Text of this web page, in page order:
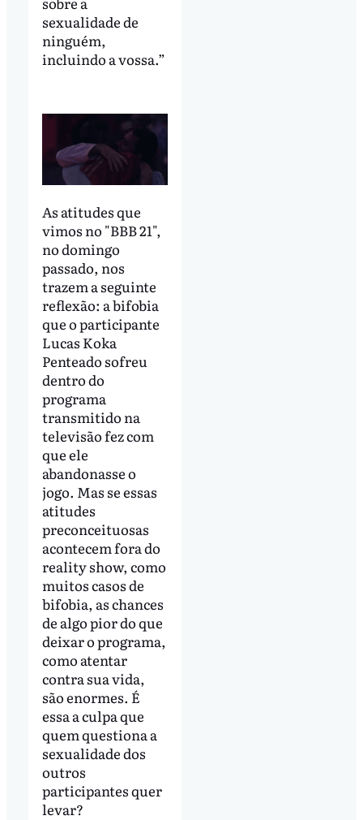
sexualidade de
ninguém,
incluindo a vossa.”
As atitudes que
vimos no "BBB 21",
no domingo
passado, nos
trazem a seguinte
reflexão: a bifobia
que o participante
Lucas Koka
Penteado sofreu
dentro do
programa
transmitido na
televisão fez com
que ele
abandonasse o
jogo. Mas se essas
atitudes
preconceituosas
acontecem fora do
reality show, como
muitos casos de
bifobia, as chances
de algo pior do que
deixar o programa,
como atentar
contra sua vida,
são enormes. É
essa a culpa que
quem questiona a
sexualidade dos
outros
participantes quer
levar?